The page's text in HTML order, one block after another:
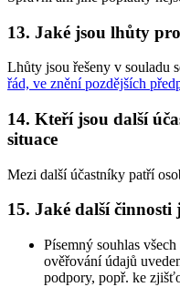
13. Jaké jsou lhůty
Lhůty jsou řešeny v souladu
řád, ve znění pozdějších
14. Kteří jsou další
situace
Mezi další účastníky patří
15. Jaké další
Písemný souhlas
ověřování údajů
podpory, popř. ke